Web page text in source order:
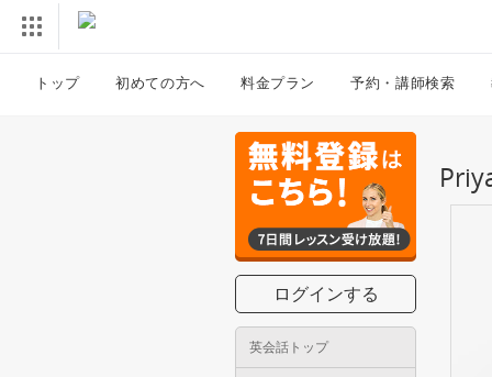
トップ 初めての方へ 料金プラン 予約・講師検索
ログインする
英会話トップ